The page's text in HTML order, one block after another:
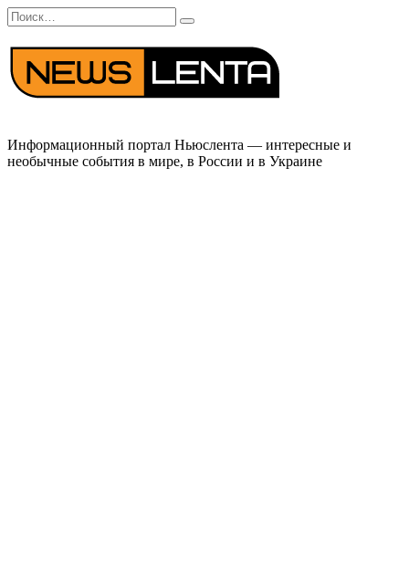
Перейти
к
содержанию
Search
for:
Информационный портал Ньюслента — интересные и
необычные события в мире, в России и в Украине